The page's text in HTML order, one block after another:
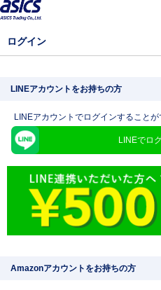
ログイン
LINEアカウントをお持ちの方
LINEアカウントでログインすることが
LINEでロ
Amazonアカウントをお持ちの方